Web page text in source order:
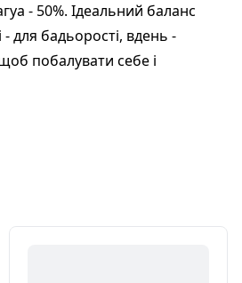
- 50%. Ідеальний баланс
для бадьорості, вдень -
побалувати себе і